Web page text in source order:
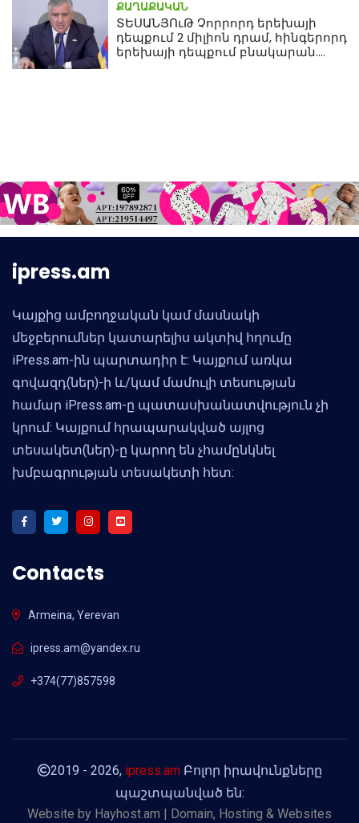
ՔԱՂԱՔԱԿԱՆ
ՏԵՍԱՆՅՈւԹ Չորրորդ երեխայի
դեպքում 2 միլիոն դրամ, հինգերորդ
երեխայի դեպքում բնակարան.
ipress.am
Կայքից ամբողջական կամ մասնակի
մեջբերումներ կատարելիս ակտիվ հղումը
iPress.am-ին պարտադիր է: Կայքում առկա
գովազդ(ներ)-ի և/կամ մամուլի տեսության
համար iPress.am-ը պատասխանատվություն չի
կրում: Կայքում հրապարակված այլոց
տեսակետ(ներ)-ը կարող են չհամընկնել
խմբագրության տեսակետի հետ:
Contacts
Armeina, Yerevan
ipress.am@yandex.ru
+374(77)857598
2019 - 2026, ipress.amԲոլոր իրավունքները
պաշտպանված են:
Website by Hayhost.am | Domain, Hosting & Websites